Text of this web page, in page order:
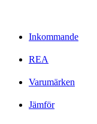
Inkommande
REA
Varumärken
Jämför